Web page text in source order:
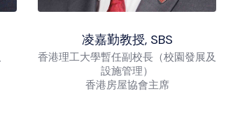
凌嘉勤教授, SBS
香港理工大學暫任副校長（校園發展及
設施管理）
香港房屋協會主席